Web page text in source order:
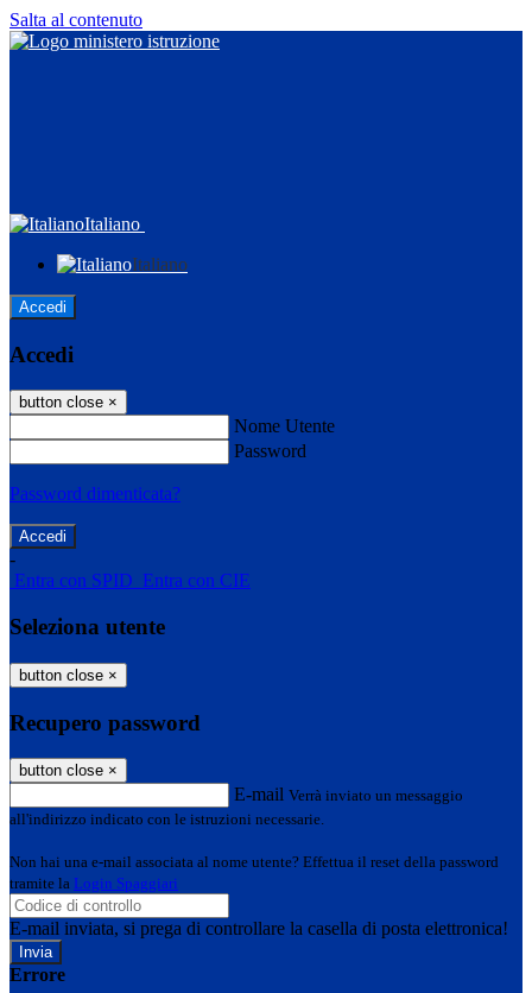
Salta al contenuto
Italiano
Italiano
Accedi
Accedi
button close ×
Nome Utente
Password
Password dimenticata?
-
Entra con SPID Entra con CIE
Seleziona utente
button close ×
Recupero password
button close ×
E-mail Verrà inviato un messaggio
all'indirizzo indicato con le istruzioni necessarie.
Non hai una e-mail associata al nome utente? Effettua il reset della password
tramite la Login Spaggiari
E-mail inviata, si prega di controllare la casella di posta elettronica!
Errore